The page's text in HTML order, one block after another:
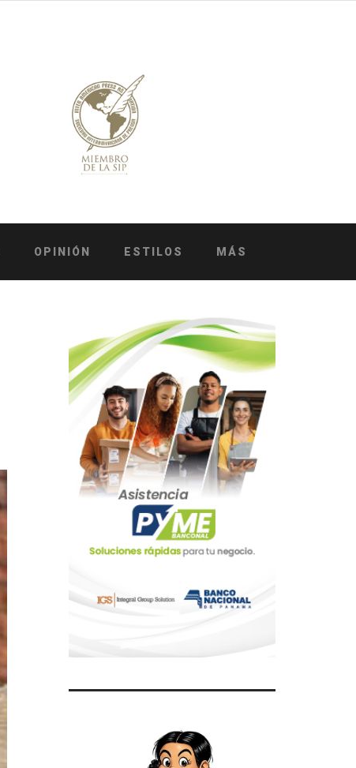
OPINIÓN ESTILOS MÁS